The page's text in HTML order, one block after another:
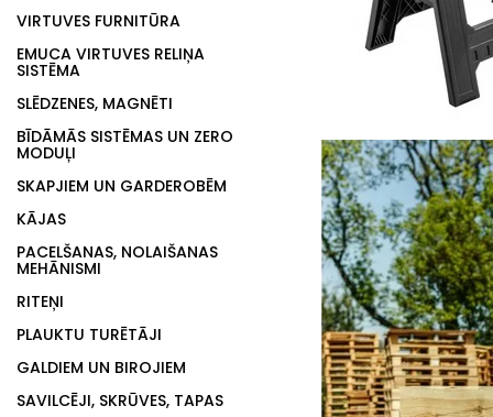
VIRTUVES FURNITŪRA
EMUCA VIRTUVES RELIŅA
SISTĒMA
SLĒDZENES, MAGNĒTI
BĪDĀMĀS SISTĒMAS UN ZERO
MODUĻI
SKAPJIEM UN GARDEROBĒM
KĀJAS
PACELŠANAS, NOLAIŠANAS
MEHĀNISMI
RITEŅI
PLAUKTU TURĒTĀJI
GALDIEM UN BIROJIEM
SAVILCĒJI, SKRŪVES, TAPAS